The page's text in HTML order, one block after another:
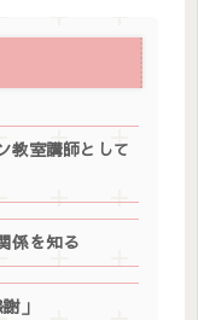
教室講師として
係を知る
」